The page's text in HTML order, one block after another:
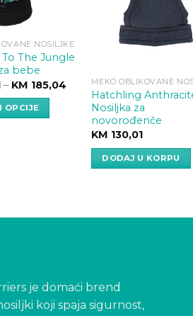
NOSILJKE
The Jungle
bebe
– KM 185,04Price
range:
KM 165,01
through
KM 185,04
OPCIJE
MEKO OBLIKOVANE
Hatchling
Nosiljka za
novorođenče
KM 130,01
DODAJ U KORPU
je domaći brend
koji spaja sigurnost,